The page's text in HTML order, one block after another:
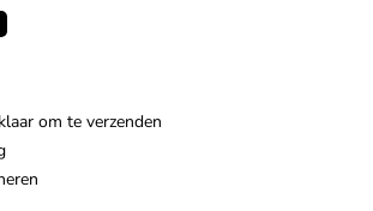
om te verzenden